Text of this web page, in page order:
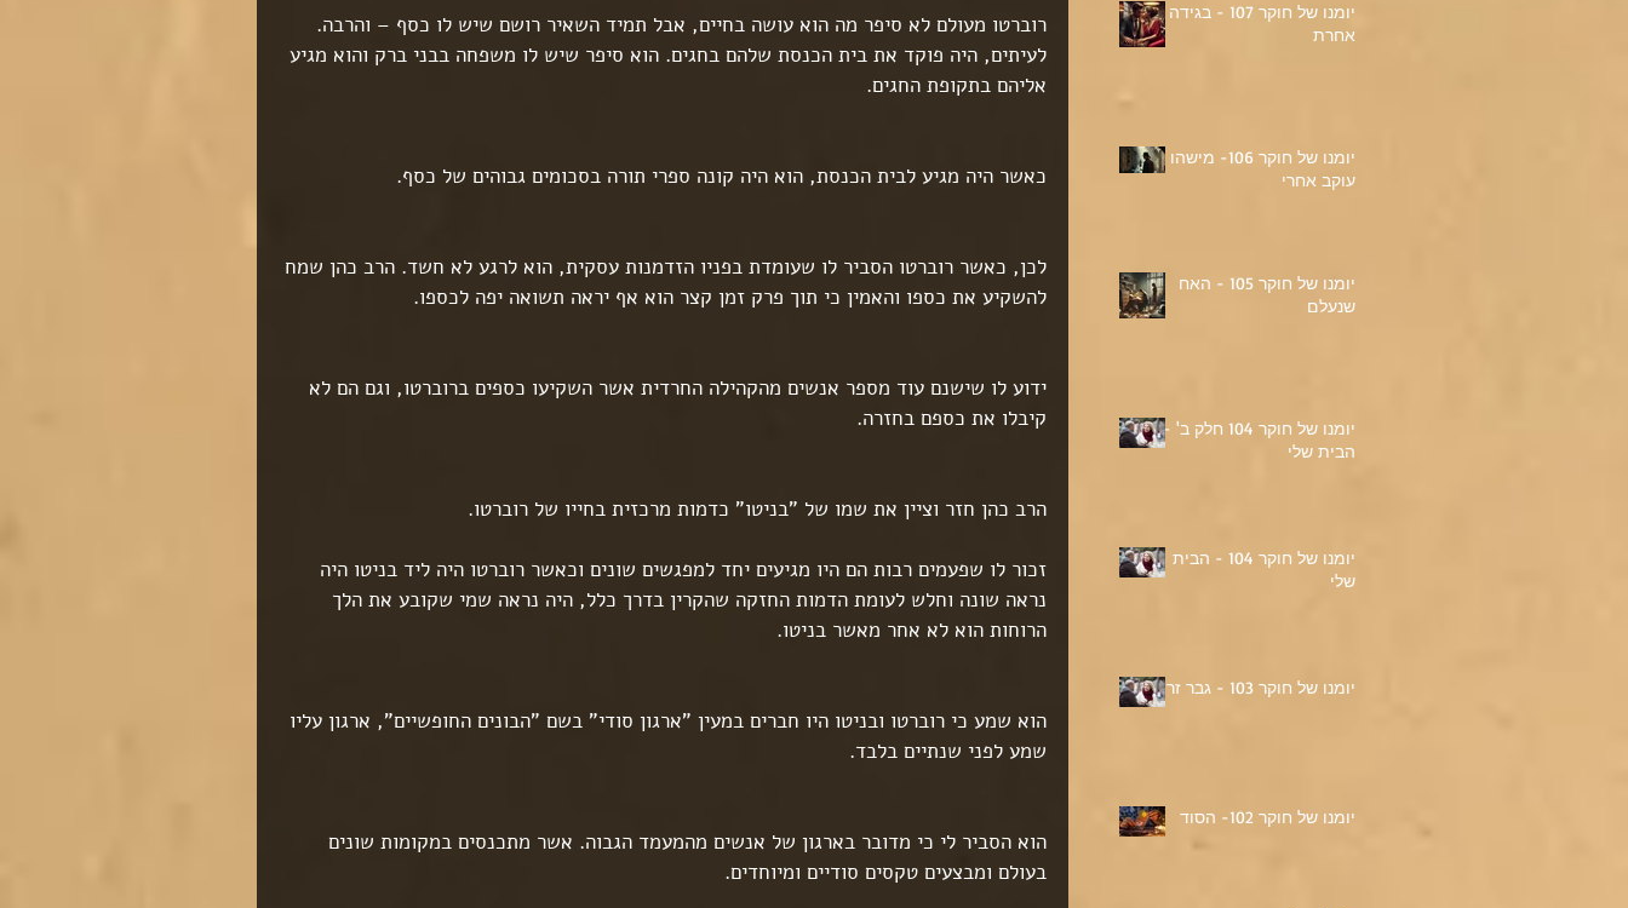
יומנו של חוקר 107 - בגידה
אחרת
יומנו של חוקר 106- מישהו
עוקב אחרי
יומנו של חוקר 105 - האח
שנעלם
יומנו של חוקר 104 חלק ב' -
הבית שלי
יומנו של חוקר 104 - הבית
שלי
יומנו של חוקר 103 - גבר זר
יומנו של חוקר 102- הסוד
רוברטו מעולם לא סיפר מה הוא עושה בחיים, אבל תמיד השאיר רושם שיש לו כסף – והרבה.
לעיתים, היה פוקד את בית הכנסת שלהם בחגים. הוא סיפר שיש לו משפחה בבני ברק והוא מגיע
אליהם בתקופת החגים.
כאשר היה מגיע לבית הכנסת, הוא היה קונה ספרי תורה בסכומים גבוהים של כסף.
לכן, כאשר רוברטו הסביר לו שעומדת בפניו הזדמנות עסקית, הוא לרגע לא חשד. הרב כהן שמח
להשקיע את כספו והאמין כי תוך פרק זמן קצר הוא אף יראה תשואה יפה לכספו.
ידוע לו שישנם עוד מספר אנשים מהקהילה החרדית אשר השקיעו כספים ברוברטו, וגם הם לא
קיבלו את כספם בחזרה.
הרב כהן חזר וציין את שמו של "בניטו" כדמות מרכזית בחייו של רוברטו.
זכור לו שפעמים רבות הם היו מגיעים יחד למפגשים שונים וכאשר רוברטו היה ליד בניטו היה
נראה שונה וחלש לעומת הדמות החזקה שהקרין בדרך כלל, היה נראה שמי שקובע את הלך
הרוחות הוא לא אחר מאשר בניטו.
הוא שמע כי רוברטו ובניטו היו חברים במעין "ארגון סודי" בשם "הבונים החופשיים", ארגון עליו
שמע לפני שנתיים בלבד.
הוא הסביר לי כי מדובר בארגון של אנשים מהמעמד הגבוה. אשר מתכנסים במקומות שונים
בעולם ומבצעים טקסים סודיים ומיוחדים.